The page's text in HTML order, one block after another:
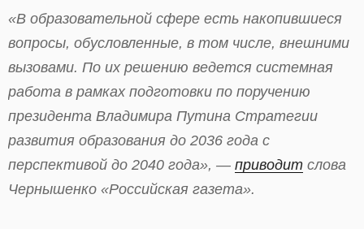
«В образовательной сфере есть накопившиеся
вопросы, обусловленные, в том числе, внешними
вызовами. По их решению ведется системная
работа в рамках подготовки по поручению
президента Владимира Путина Стратегии
развития образования до 2036 года с
перспективой до 2040 года», — приводит слова
Чернышенко «Российская газета».